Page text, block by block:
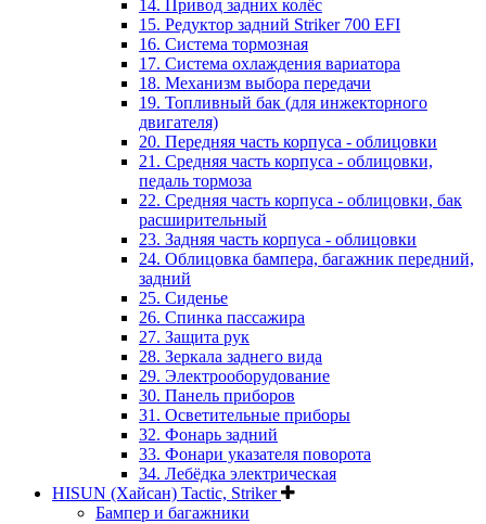
14. Привод задних колёс
15. Редуктор задний Striker 700 EFI
16. Система тормозная
17. Система охлаждения вариатора
18. Механизм выбора передачи
19. Топливный бак (для инжекторного
двигателя)
20. Передняя часть корпуса - облицовки
21. Средняя часть корпуса - облицовки,
педаль тормоза
22. Средняя часть корпуса - облицовки, бак
расширительный
23. Задняя часть корпуса - облицовки
24. Облицовка бампера, багажник передний,
задний
25. Сиденье
26. Спинка пассажира
27. Защита рук
28. Зеркала заднего вида
29. Электрооборудование
30. Панель приборов
31. Oсветительные приборы
32. Фонарь задний
33. Фонари указателя поворота
34. Лебёдка электрическая
HISUN (Хайсан) Tactic, Striker
Бампер и багажники